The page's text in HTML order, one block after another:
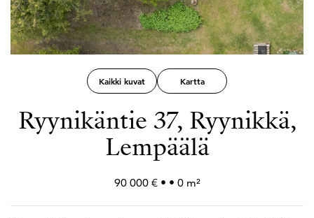
Kaikki kuvat Kartta
Ryynikäntie 37, Ryynikkä,
Lempäälä
90 000 € • • 0 m²